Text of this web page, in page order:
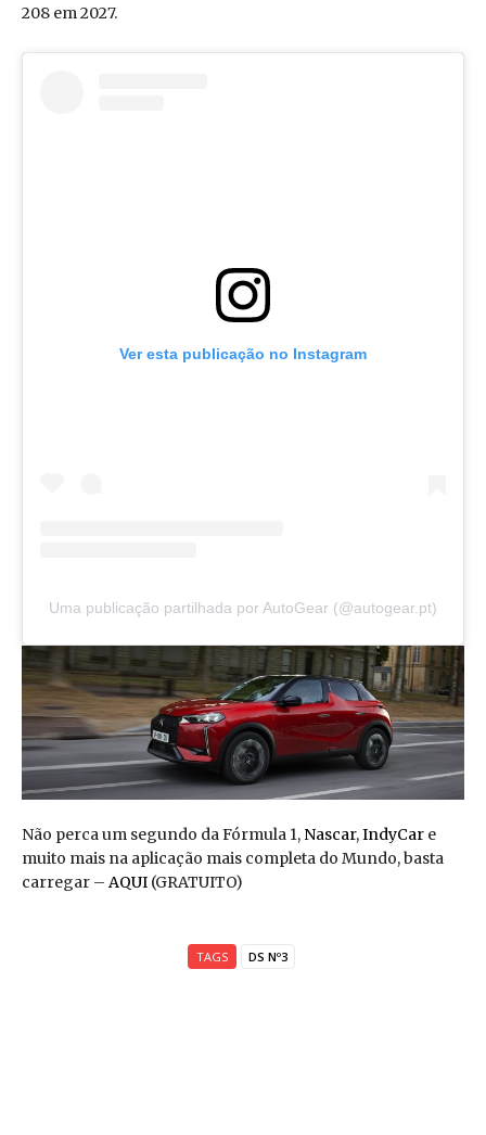
208 em 2027.
Ver esta publicação no Instagram
Uma publicação partilhada por AutoGear (@autogear.pt)
Não perca um segundo da Fórmula 1, Nascar,IndyCar e
muito mais na aplicação mais completa do Mundo, basta
carregar – AQUI (GRATUITO)
TAGS DS Nº3